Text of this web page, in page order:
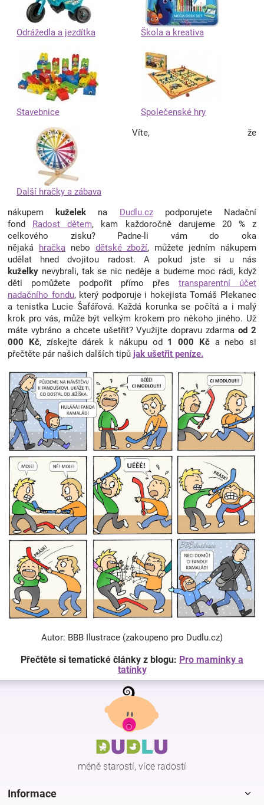
Odrážedla a jezdítka Škola a kreativa
Stavebnice Společenské hry
Další hračky a zábava
Víte, že
nákupem kuželek na Dudlu.czpodporujete Nadační
fond Radost dětem, kam každoročně darujeme 20 % z
celkového zisku? Padne-li vám do oka
nějaká hračkanebo dětské zboží, můžete jedním nákupem
udělat hned dvojitou radost. A pokud jste si u nás
kuželky nevybrali, tak se nic neděje a budeme moc rádi, když
děti pomůžete podpořit přímo přes transparentní účet
nadačního fondu, který podporuje i hokejista Tomáš Plekanec
a tenistka Lucie Šafářová. Každá korunka se počítá a i malý
krok pro vás, může být velkým krokem pro někoho jiného. Už
máte vybráno a chcete ušetřit? Využijte dopravu zdarmaod 2
000 Kč, získejte dárek k nákupu od 1 000 Kča nebo si
přečtěte pár našich dalších tipů jak ušetřit peníze.
Autor: BBB Ilustrace (zakoupeno pro Dudlu.cz)
Přečtěte si tematické články z blogu: Pro maminky a
tatínky
Z
méně starostí, více radostí
Informace